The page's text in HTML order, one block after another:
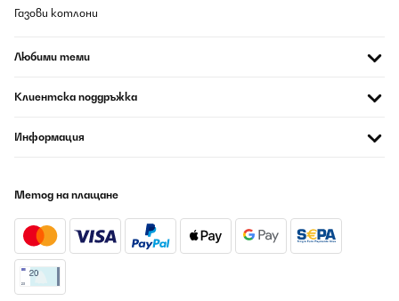
Газови котлони
Любими теми
Клиентска поддръжка
Информация
Метод на плащане